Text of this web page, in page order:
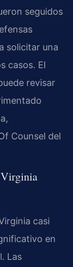
seguidos
solicitar una
casos. El
revisar
Counsel del
Virginia
casi
en
Las